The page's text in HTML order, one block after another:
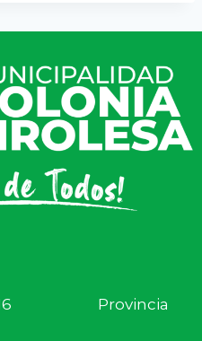
Sur 16 Provincia